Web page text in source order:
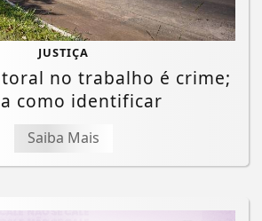
JUSTIÇA
no trabalho é crime;
como identificar
Saiba Mais